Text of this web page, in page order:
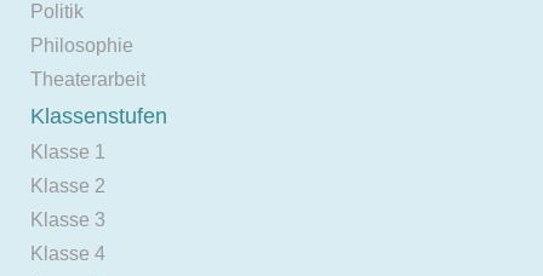
Politik
Philosophie
Theaterarbeit
Klassenstufen
Klasse 1
Klasse 2
Klasse 3
Klasse 4